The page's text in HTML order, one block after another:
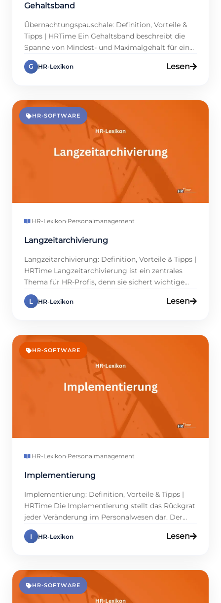
Gehaltsband
Übernachtungspauschale: Definition, Vorteile &
Tipps | HRTime Ein Gehaltsband beschreibt die
Spanne von Mindest- und Maximalgehalt für eine
Position. Damit schaffen Unternehmen Struktur,
Transparenz und Vergleichbarkeit.
Orientierung. Während individuelle
Verhandlungen oft unübersichtlich wirken, hilft
ein Gehaltsband, Budgets zu kontrollieren. Zum
Zweck der Kostenkontrolle ist es […]
G HR-Lexikon Lesen
HR-SOFTWARE
HR-Lexikon·Personalmanagement
Langzeitarchivierung
Langzeitarchivierung: Definition, Vorteile & Tipps |
HRTime Langzeitarchivierung ist ein zentrales
Thema für HR-Profis, denn sie sichert wichtige
Daten und spart wertvolle Zeit. In der Regel
müssen Personalakten, Arbeitsverträge und
gesetzlichen Anforderungen zu erfüllen. Doch
worin liegt der Nutzen dieser Maßnahme
begründet? In einer […]
L HR-Lexikon Lesen
HR-SOFTWARE
HR-Lexikon·Personalmanagement
Implementierung
Implementierung: Definition, Vorteile & Tipps |
HRTime Die Implementierung stellt das Rückgrat
jeder Veränderung im Personalwesen dar. Der
Erfolg von HR-Projekten hängt maßgeblich von
einer gelungenen Umsetzung neuer Software,
die Implementierung die Schaffung von
Strukturen und die Einbindung von Teams, um
Veränderungen erfolgreich umzusetzen. Die
I HR-Lexikon Lesen
HR-SOFTWARE